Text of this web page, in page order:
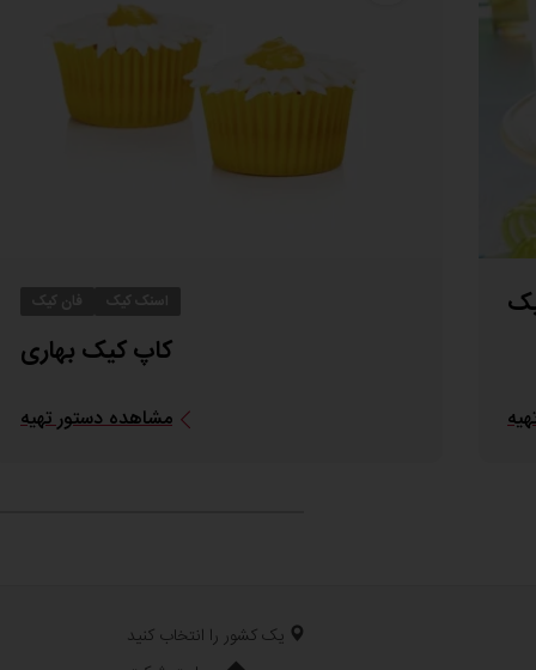
فان کیک اسنک کیک
کاپ کیک بهاری
مشاهده دستور تهیه
یک کشور را انتخاب کنید